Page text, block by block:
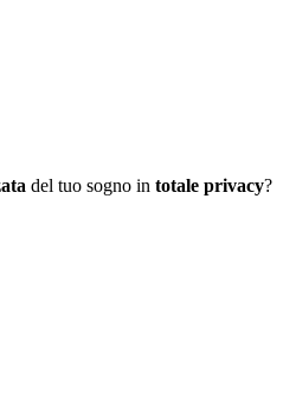
del tuo sogno in totale privacy?